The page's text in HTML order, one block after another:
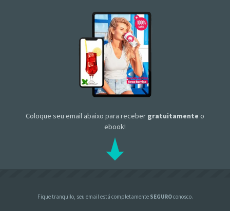
Coloque seu email abaixo para receber gratuitamente o
ebook!
Fique tranquilo, seu email está completamente SEGUROconosco.